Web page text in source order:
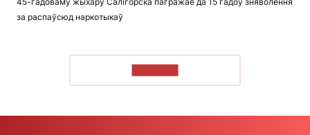
за распаўсюд наркотыкаў